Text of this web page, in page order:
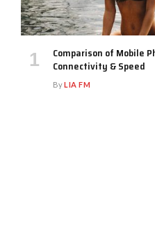
Comparison of Mobile
Connectivity & Speed
ByLIA FM